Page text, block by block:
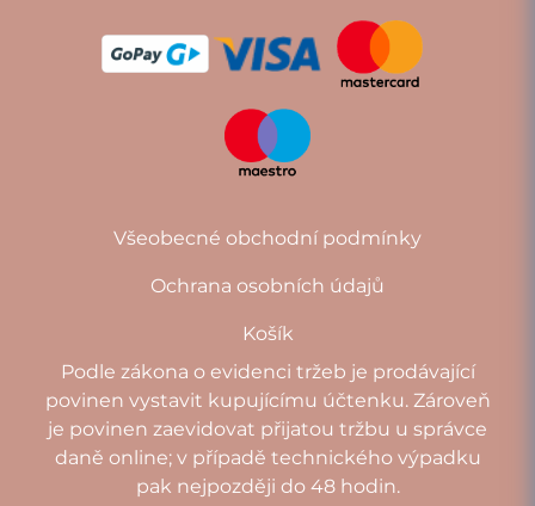
Všeobecné obchodní podmínky
Ochrana osobních údajů
Košík
Podle zákona o evidenci tržeb je prodávající
povinen vystavit kupujícímu účtenku. Zároveň
je povinen zaevidovat přijatou tržbu u správce
daně online; v případě technického výpadku
pak nejpozději do 48 hodin.